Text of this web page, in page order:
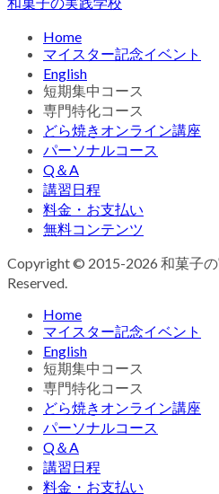
Home
マイスター記念イベント
English
短期集中コース
専門特化コース
どら焼きオンライン講座
パーソナルコース
Q＆A
講習日程
料金・お支払い
無料コンテンツ
Copyright © 2015-2026 和菓子
Reserved.
Home
マイスター記念イベント
English
短期集中コース
専門特化コース
どら焼きオンライン講座
パーソナルコース
Q＆A
講習日程
料金・お支払い